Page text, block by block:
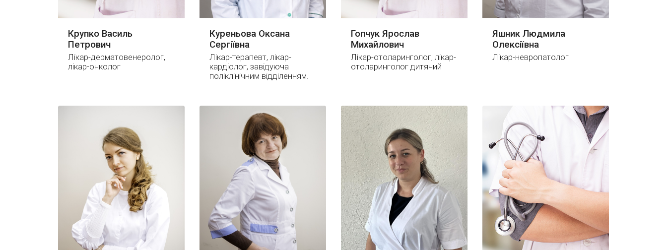
Крупко Василь
Петрович
Лікар-дерматовенеролог,
лікар-онколог
Куреньова Оксана
Сергіївна
Лікар-терапевт, лікар-
кардіолог, завідуюча
поліклінічним відділенням.
Гопчук Ярослав
Михайлович
Лікар-отоларинголог, лікар-
отоларинголог дитячий
Яшник Людмила
Олексіївна
Лікар-невропатолог